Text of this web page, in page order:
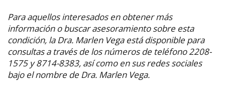
Para aquellos interesados en obtener más
información o buscar asesoramiento sobre esta
condición, la Dra. Marlen Vega está disponible para
consultas a través de los números de teléfono 2208-
1575 y 8714-8383, así como en sus redes sociales
bajo el nombre de Dra. Marlen Vega.